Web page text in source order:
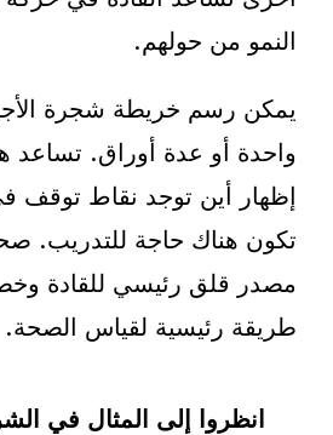
النمو من حولهم.
يمكن رسم خريطة شجرة
واحدة أو عدة أوراق. تساعد
إظهار أين توجد نقاط توقف
تكون هناك حاجة للتدريب.
مصدر قلق رئيسي للقادة
طريقة رئيسية لقياس الصحة.
انظروا إلى المثال في